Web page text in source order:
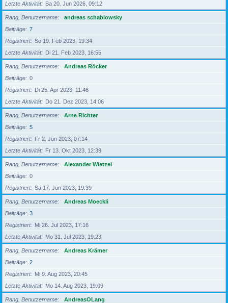
Letzte Aktivität
Sa 20. Jun 2026, 09:12
Rang, Benutzername
andreas schablowsky
Beiträge
7
Registriert
So 19. Feb 2023, 19:34
Letzte Aktivität
Di 21. Feb 2023, 16:55
Rang, Benutzername
Andreas Röcker
Beiträge
0
Registriert
Di 25. Apr 2023, 11:46
Letzte Aktivität
Do 21. Dez 2023, 14:06
Rang, Benutzername
Arne Richter
Beiträge
5
Registriert
Fr 2. Jun 2023, 07:14
Letzte Aktivität
Fr 13. Okt 2023, 12:39
Rang, Benutzername
Alexander Wietzel
Beiträge
0
Registriert
Sa 17. Jun 2023, 19:39
Rang, Benutzername
Andreas Moeckli
Beiträge
3
Registriert
Mi 26. Jul 2023, 17:16
Letzte Aktivität
Mo 31. Jul 2023, 19:23
Rang, Benutzername
Andreas Krämer
Beiträge
2
Registriert
Mi 9. Aug 2023, 20:45
Letzte Aktivität
Mo 14. Aug 2023, 19:09
Rang, Benutzername
AndreasOLang